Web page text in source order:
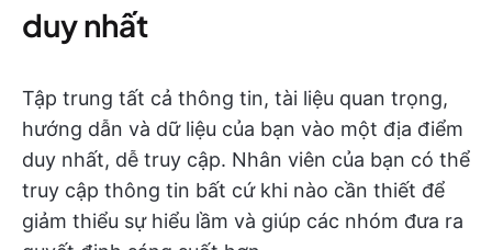
duy nhất
Tập trung tất cả thông tin, tài liệu quan trọng,
hướng dẫn và dữ liệu của bạn vào một địa điểm
duy nhất, dễ truy cập. Nhân viên của bạn có thể
truy cập thông tin bất cứ khi nào cần thiết để
giảm thiểu sự hiểu lầm và giúp các nhóm đưa ra